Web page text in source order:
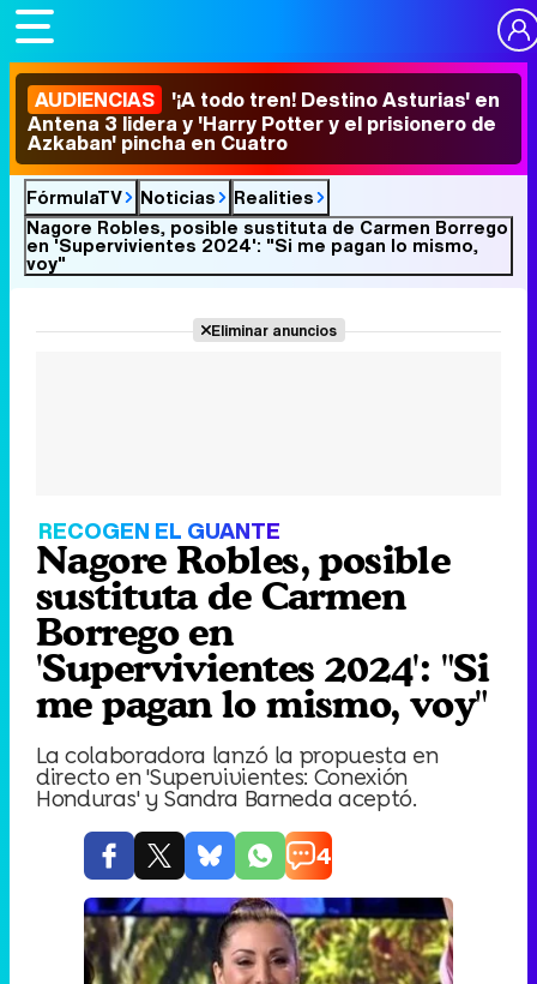
AUDIENCIAS '¡A todo tren! Destino Asturias' en
Antena 3 lidera y 'Harry Potter y el prisionero de
Azkaban' pincha en Cuatro
FórmulaTV Noticias
Realities
Nagore Robles, posible sustituta de Carmen Borrego
en 'Supervivientes 2024': "Si me pagan lo mismo,
voy"
Eliminar anuncios
RECOGEN EL GUANTE
Nagore Robles, posible
sustituta de Carmen
Borrego en
'Supervivientes 2024': "Si
me pagan lo mismo, voy"
La colaboradora lanzó la propuesta en
directo en 'Supervivientes: Conexión
Honduras' y Sandra Barneda aceptó.
4